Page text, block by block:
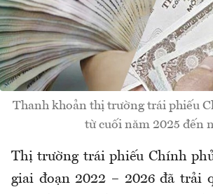
Thanh khoản thị trường trái phiếu
từ cuối năm 2025 đến
Thị trường trái phiếu Chính
giai đoạn 2022 – 2026 đã trải